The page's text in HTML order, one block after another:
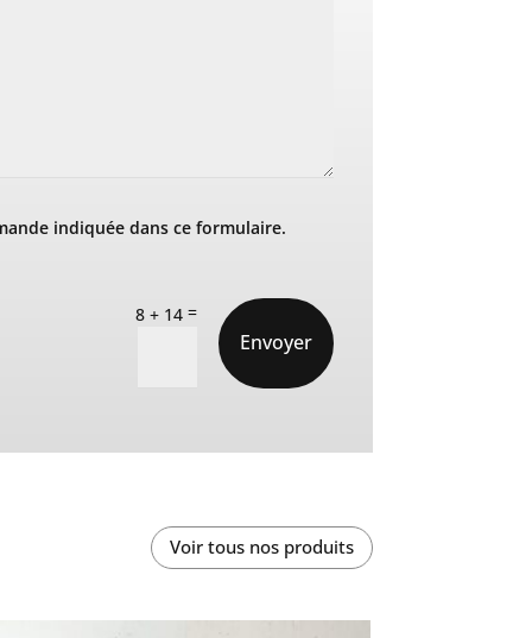
indiquée dans ce formulaire.
8 + 14 =
Envoyer
Voir tous nos produits